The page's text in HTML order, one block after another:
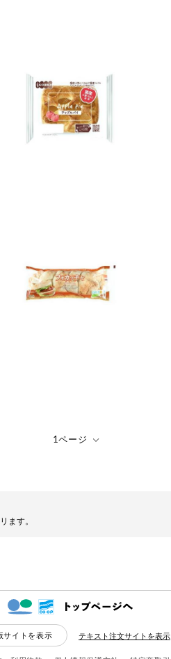
ます。
サイトを表示 テキスト注文サイトを表示